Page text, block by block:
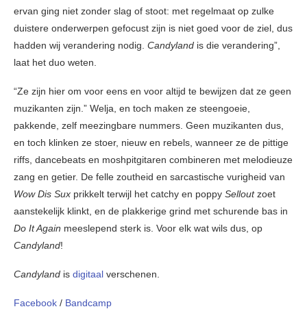
ervan ging niet zonder slag of stoot: met regelmaat op zulke
duistere onderwerpen gefocust zijn is niet goed voor de ziel, dus
hadden wij verandering nodig. Candyland is die verandering”,
laat het duo weten.
“Ze zijn hier om voor eens en voor altijd te bewijzen dat ze geen
muzikanten zijn.” Welja, en toch maken ze steengoeie,
pakkende, zelf meezingbare nummers. Geen muzikanten dus,
en toch klinken ze stoer, nieuw en rebels, wanneer ze de pittige
riffs, dancebeats en moshpitgitaren combineren met melodieuze
zang en getier. De felle zoutheid en sarcastische vurigheid van
Wow Dis Sux prikkelt terwijl het catchy en poppy Selloutzoet
aanstekelijk klinkt, en de plakkerige grind met schurende bas in
Do It Again meeslepend sterk is. Voor elk wat wils dus, op
Candyland!
Candyland is digitaal verschenen.
Facebook / Bandcamp